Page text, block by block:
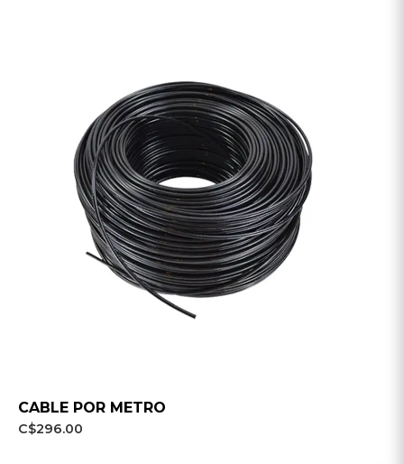
CABLE POR METRO
C$296.00